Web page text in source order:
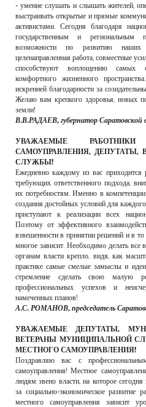
- умение слушать и слышать жителей,
выстраивать открытые и прямые
активистами. Сегодня благодаря
государственным и региональным
возможности по развитию
целенаправленная работа, совместные
способствуют воплощению самых
комфортного жизненного
искренней благодарности за
Желаю вам крепкого здоровья, новых
земли!
В.В.РАДАЕВ, губернатор Саратовской
УВАЖАЕМЫЕ
САМОУПРАВЛЕНИЯ, ДЕПУТАТЫ,
СЛУЖБЫ!
Ежедневно каждому из вас приходится
требующих ответственного подхода,
их потребностям. Именно в
создания достойных условий для
приступают к реализации всех
Поэтому от эффективного
взвешенности в принятии решений и в
многое зависит. Необходимо делать
органам власти крепло, видя, как
практике самые смелые замыслы и
стремление сделать свою
профессиональных успехов и
намеченных планов!
А.С. РОМАНОВ, председатель
УВАЖАЕМЫЕ ДЕПУТАТЫ,
ВЕТЕРАНЫ МУНИЦИПАЛЬНОЙ
МЕСТНОГО САМОУПРАВЛЕНИЯ!
Поздравляю вас с
самоуправления! Местное
людям звено власти, на которое
за социально-экономическое развитие
местного самоуправления зависит